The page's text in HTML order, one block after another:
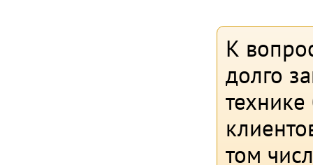
К
долго
том